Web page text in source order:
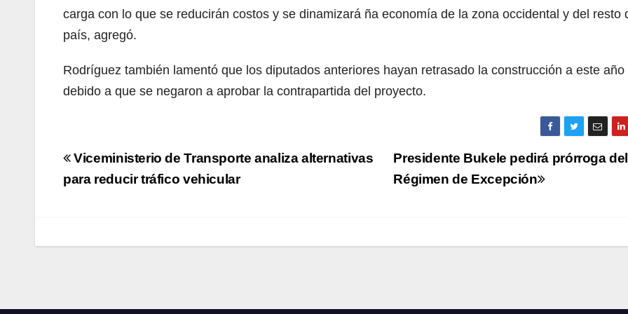
carga con lo que se reducirán costos y se dinamizará ña economía de la zona occidental y del resto
país, agregó.
Rodríguez también lamentó que los diputados anteriores hayan retrasado la construcción a este año
debido a que se negaron a aprobar la contrapartida del proyecto.
Navegación
de
Presidente Bukele pedirá prórroga del
Régimen de Excepción
Viceministerio de Transporte analiza alternativas
para reducir tráfico vehicular